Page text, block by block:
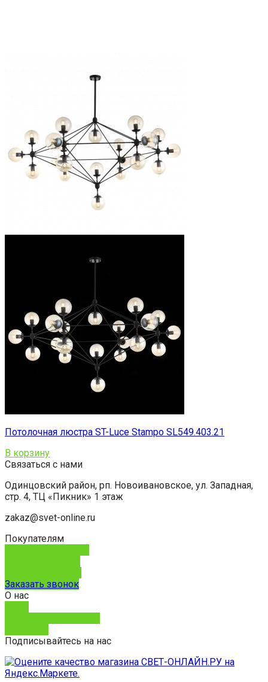
Потолочная люстра ST-Luce Stampo SL549.403.21
В корзину
Связаться с нами
Одинцовский район, рп. Новоивановское, ул. Западная,
стр. 4, ТЦ «Пикник» 1 этаж
zakaz@svet-online.ru
Покупателям
Заказать звонок
О нас
Подписывайтесь на нас